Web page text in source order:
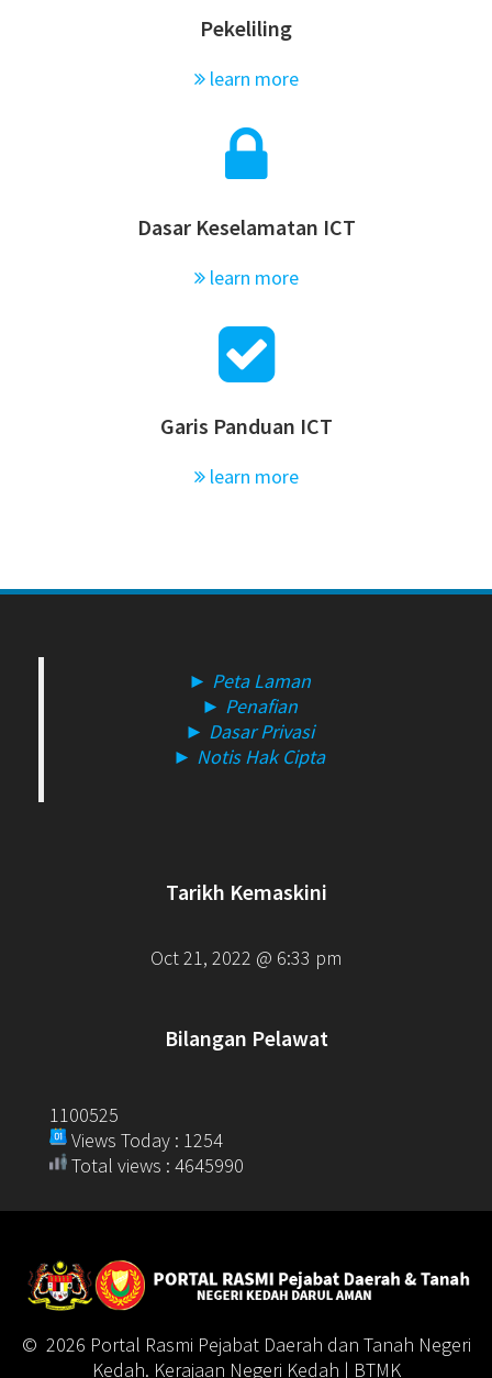
Pekeliling
learn more
Dasar Keselamatan ICT
learn more
Garis Panduan ICT
learn more
► Peta Laman
► Penafian
► Dasar Privasi
► Notis Hak Cipta
Tarikh Kemaskini
Oct 21, 2022 @ 6:33 pm
Bilangan Pelawat
1100525
Views Today : 1254
Total views : 4645990
© 2026 Portal Rasmi Pejabat Daerah dan Tanah Negeri
Kedah. Kerajaan Negeri Kedah | BTMK